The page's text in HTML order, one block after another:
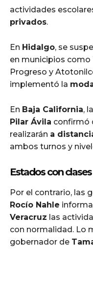
actividades
privados.
En Hidalgo, se
en municipios como
Progreso y
implementó la
En Baja California,
Pilar Ávila confirmó
realizarán a
ambos turnos y
Estados con
Por el contrario, las
Rocío Nahle
Veracruz las
con normalidad. Lo
gobernador de